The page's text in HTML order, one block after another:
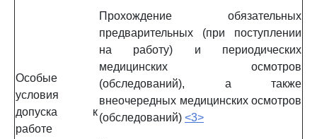
Особые
условия
допуска к
работе
Прохождение обязательных
предварительных (при поступлении
на работу) и периодических
медицинских осмотров
(обследований), а также
внеочередных медицинских осмотров
(обследований) <3>